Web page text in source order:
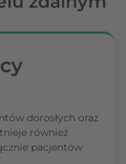
dorosłych oraz
również
pacjentów